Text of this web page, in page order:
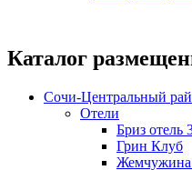
Каталог
Сочи-Центральный
Отели
Бриз отель
Грин Клуб
Жемчужина